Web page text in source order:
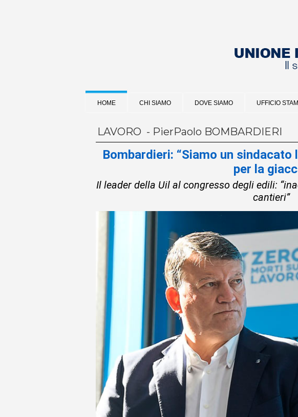
HOME CHI SIAMO DOVE SIAMO UFFICIO
LAVORO - PierPaolo BOMBARDIERI
Bombardieri: “Siamo un
per la
Il leader della Uil al congresso degli edili:
cantieri”